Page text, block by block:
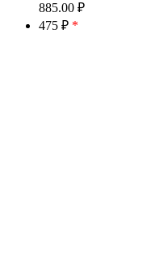
885.00 ₽
475 ₽ *